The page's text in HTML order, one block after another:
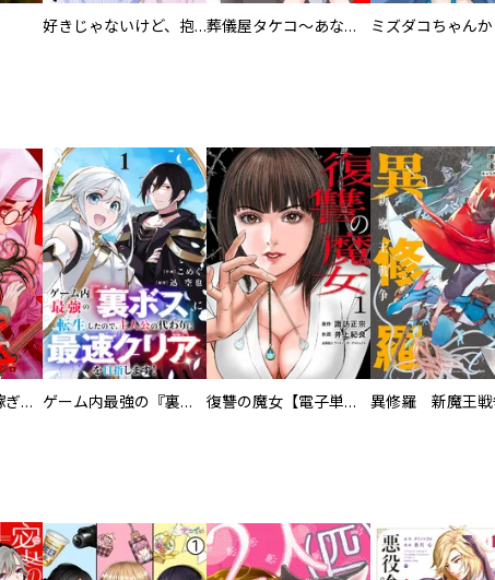
好きじゃないけど、抱いてください【電子単行本版／特典おまけ付き】 葬儀屋タケコ～あなたの最期、叶えます【電子単行本版】
EX ～その賞金稼ぎは、世界の出口を探す～【単行本版】 ゲーム内最強の『裏ボス』に転生したので、主人公の代わりに最速クリアを目指します！【電子単行本版】 復讐の魔女【電子単行本版】 異修羅 新魔王戦